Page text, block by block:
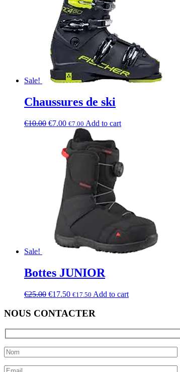
Sale!
Chaussures de ski
€10.00 €7.00 €7.00 Add to cart
Sale!
Bottes JUNIOR
€25.00 €17.50 €17.50 Add to cart
NOUS CONTACTER